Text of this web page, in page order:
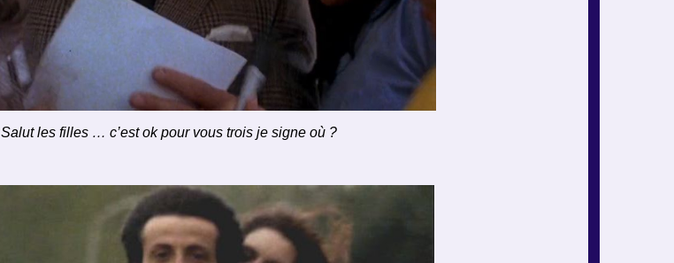
Salut les filles … c’est ok pour vous trois je signe où ?